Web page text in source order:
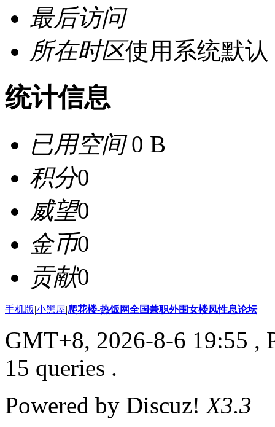
最后访问
所在时区使用系统默认
统计信息
已用空间0 B
积分0
威望0
金币0
贡献0
手机版|小黑屋|爬花楼-热饭网全国兼职外围女楼凤性息论坛
GMT+8, 2026-8-6 19:55 ,
15 queries .
Powered by Discuz!X3.3